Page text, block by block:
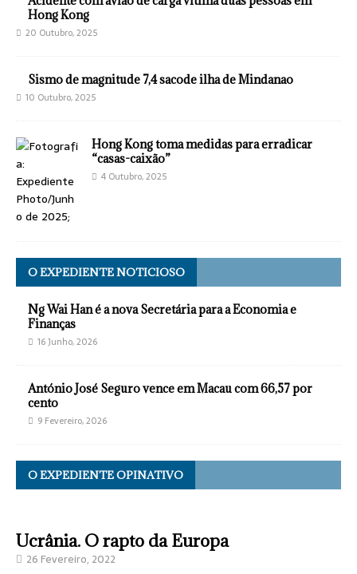
Hong Kong
20 Outubro, 2025
Sismo de magnitude 7,4 sacode ilha de Mindanao
10 Outubro, 2025
Hong Kong toma medidas para erradicar
“casas-caixão”
4 Outubro, 2025
O EXPEDIENTE NOTICIOSO
Ng Wai Han é a nova Secretária para a Economia e
Finanças
16 Junho, 2026
António José Seguro vence em Macau com 66,57 por
cento
9 Fevereiro, 2026
O EXPEDIENTE OPINATIVO
Ucrânia. O rapto da Europa
26 Fevereiro, 2022